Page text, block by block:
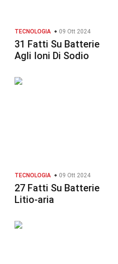
TECNOLOGIA 09 Ott 2024
31 Fatti Su Batterie
Agli Ioni Di Sodio
TECNOLOGIA 09 Ott 2024
27 Fatti Su Batterie
Litio-aria